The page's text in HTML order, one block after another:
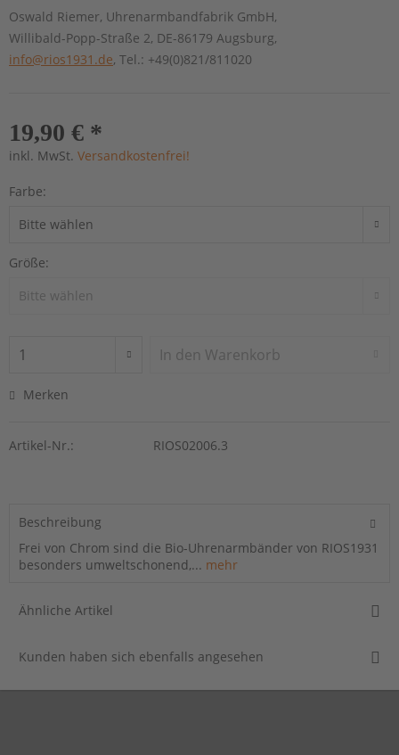
Oswald Riemer, Uhrenarmbandfabrik GmbH,
Willibald-Popp-Straße 2, DE-86179 Augsburg,
info@rios1931.de, Tel.: +49(0)821/811020
19,90 € *
inkl. MwSt. Versandkostenfrei!
Farbe:
Größe:
In den Warenkorb
Merken
Artikel-Nr.: RIOS02006.3
Beschreibung
Frei von Chrom sind die Bio-Uhrenarmbänder von RIOS1931
besonders umweltschonend,... mehr
Ähnliche Artikel
Kunden haben sich ebenfalls angesehen